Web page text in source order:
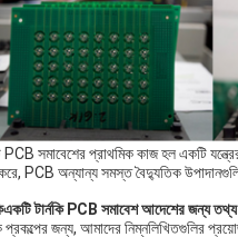
সমাবেশের প্রাথমিক কাজ হল একটি
PCB অন্যান্য সমস্ত বৈদ্যুতিক
একটি টার্নকি PCB সমাবেশ আদেশের জন্য
প্রকল্পের জন্য, আমাদের নিম্নলিখিতগুলির